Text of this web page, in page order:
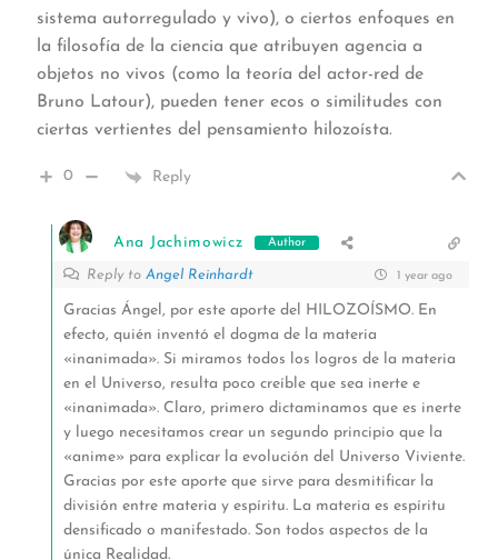
sistema autorregulado y vivo), o ciertos enfoques en
la filosofía de la ciencia que atribuyen agencia a
objetos no vivos (como la teoría del actor-red de
Bruno Latour), pueden tener ecos o similitudes con
ciertas vertientes del pensamiento hilozoísta.
0 Reply
Ana Jachimowicz Author
Reply to Angel Reinhardt 1 year ago
Gracias Ángel, por este aporte del HILOZOÍSMO. En
efecto, quién inventó el dogma de la materia
«inanimada». Si miramos todos los logros de la materia
en el Universo, resulta poco creíble que sea inerte e
«inanimada». Claro, primero dictaminamos que es inerte
y luego necesitamos crear un segundo principio que la
«anime» para explicar la evolución del Universo Viviente.
Gracias por este aporte que sirve para desmitificar la
división entre materia y espíritu. La materia es espíritu
densificado o manifestado. Son todos aspectos de la
única Realidad.